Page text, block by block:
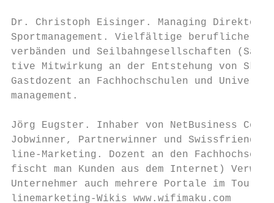
Dr. Christoph Eisinger. Managing Direktor –
Sportmanagement. Vielfältige berufliche
verbänden und Seilbahngesellschaften
tive Mitwirkung an der Entstehung von Ski
Gastdozent an Fachhochschulen und
management.
Jörg Eugster. Inhaber von NetBusiness
Jobwinner, Partnerwinner und Swissfriends.
line-Marketing. Dozent an den
fischt man Kunden aus dem Internet)
Unternehmer auch mehrere Portale im
linemarketing-Wikis www.wifimaku.com